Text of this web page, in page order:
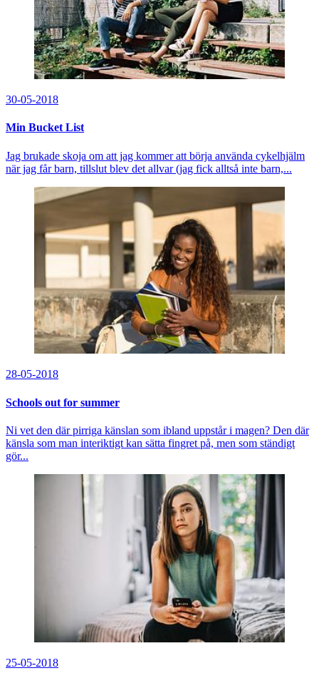
30-05-2018
Min Bucket List
Jag brukade skoja om att jag kommer att börja använda cykelhjälm
när jag får barn, tillslut blev det allvar (jag fick alltså inte barn,...
28-05-2018
Schools out for summer
Ni vet den där pirriga känslan som ibland uppstår i magen? Den där
känsla som man interiktigt kan sätta fingret på, men som ständigt
gör...
25-05-2018